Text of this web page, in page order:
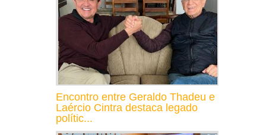
Encontro entre Geraldo Thadeu e
Laércio Cintra destaca legado
polític...